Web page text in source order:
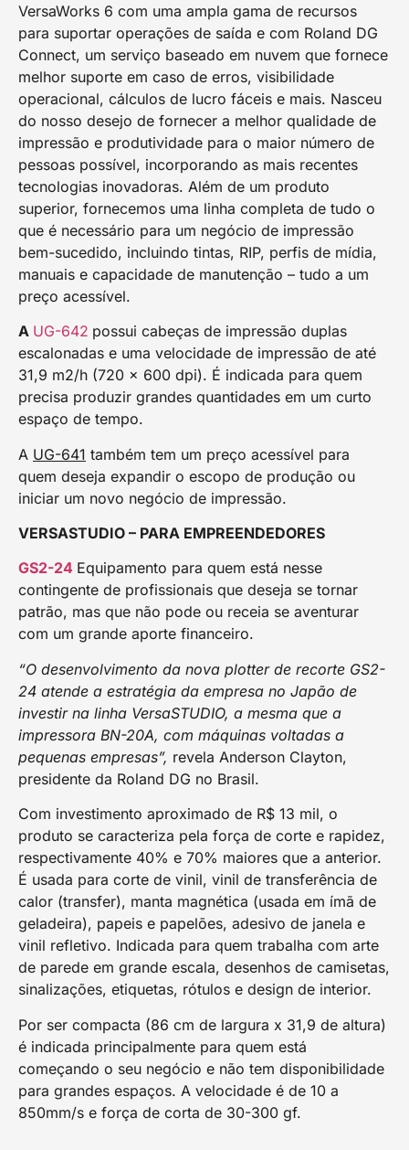
VersaWorks 6 com uma ampla gama de recursos
para suportar operações de saída e com Roland DG
Connect, um serviço baseado em nuvem que fornece
melhor suporte em caso de erros, visibilidade
operacional, cálculos de lucro fáceis e mais. Nasceu
do nosso desejo de fornecer a melhor qualidade de
impressão e produtividade para o maior número de
pessoas possível, incorporando as mais recentes
tecnologias inovadoras. Além de um produto
superior, fornecemos uma linha completa de tudo o
que é necessário para um negócio de impressão
bem-sucedido, incluindo tintas, RIP, perfis de mídia,
manuais e capacidade de manutenção – tudo a um
preço acessível.
A UG-642 possui cabeças de impressão duplas
escalonadas e uma velocidade de impressão de até
31,9 m2/h (720 x 600 dpi). É indicada para quem
precisa produzir grandes quantidades em um curto
espaço de tempo.
A UG-641 também tem um preço acessível para
quem deseja expandir o escopo de produção ou
iniciar um novo negócio de impressão.
VERSASTUDIO – PARA EMPREENDEDORES
GS2-24 Equipamento para quem está nesse
contingente de profissionais que deseja se tornar
patrão, mas que não pode ou receia se aventurar
com um grande aporte financeiro.
“O desenvolvimento da nova plotter de recorte GS2-
24 atende a estratégia da empresa no Japão de
investir na linha VersaSTUDIO, a mesma que a
impressora BN-20A, com máquinas voltadas a
pequenas empresas”, revela Anderson Clayton,
presidente da Roland DG no Brasil.
Com investimento aproximado de R$ 13 mil, o
produto se caracteriza pela força de corte e rapidez,
respectivamente 40% e 70% maiores que a anterior.
É usada para corte de vinil, vinil de transferência de
calor (transfer), manta magnética (usada em ímã de
geladeira), papeis e papelões, adesivo de janela e
vinil refletivo. Indicada para quem trabalha com arte
de parede em grande escala, desenhos de camisetas,
sinalizações, etiquetas, rótulos e design de interior.
Por ser compacta (86 cm de largura x 31,9 de altura)
é indicada principalmente para quem está
começando o seu negócio e não tem disponibilidade
para grandes espaços. A velocidade é de 10 a
850mm/s e força de corta de 30-300 gf.